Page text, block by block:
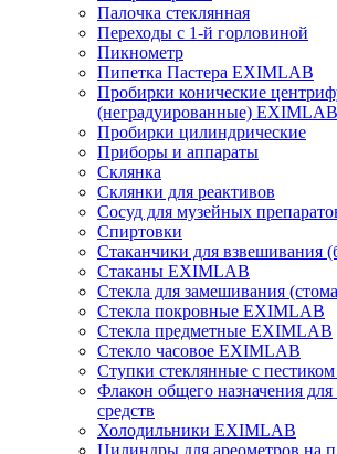
Палочка стеклянная
Переходы с 1-й горловиной
Пикнометр
Пипетка Пастера EXIMLAB
Пробирки конические
(неградуированные) EXIMLAB
Пробирки цилиндрические
Приборы и аппараты
Склянка
Склянки для реактивов
Сосуд для музейных
Спиртовки
Стаканчики для
Стаканы EXIMLAB
Стекла для замешивания
Стекла покровные EXIMLAB
Стекла предметные EXIMLAB
Стекло часовое EXIMLAB
Ступки стеклянные с
Флакон общего назначения
средств
Холодильники EXIMLAB
Цилиндры для ареометров на